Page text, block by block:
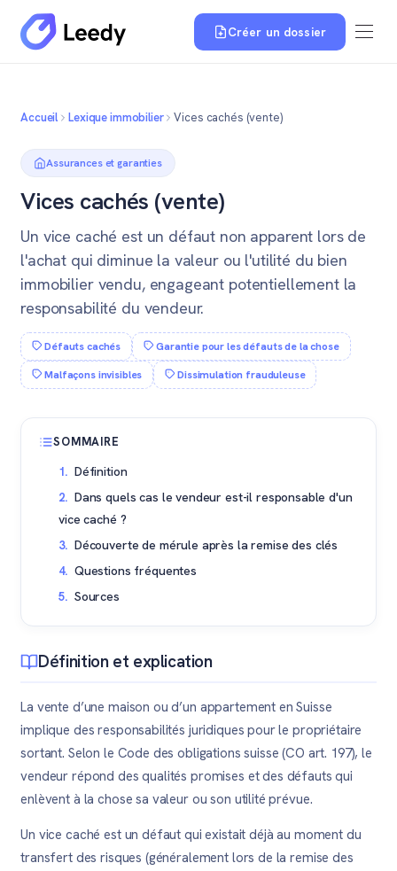
Créer un dossier
Accueil Lexique immobilier Vices cachés (vente)
Assurances et garanties
Vices cachés (vente)
Un vice caché est un défaut non apparent lors de
l'achat qui diminue la valeur ou l'utilité du bien
immobilier vendu, engageant potentiellement la
responsabilité du vendeur.
Défauts cachés
Garantie pour les défauts de la chose
Malfaçons invisibles
Dissimulation frauduleuse
SOMMAIRE
Définition
Dans quels cas le vendeur est-il responsable d'un
vice caché ?
Découverte de mérule après la remise des clés
Questions fréquentes
Sources
Définition et explication
La vente d’une maison ou d’un appartement en Suisse
implique des responsabilités juridiques pour le propriétaire
sortant. Selon le Code des obligations suisse (CO art. 197), le
vendeur répond des qualités promises et des défauts qui
enlèvent à la chose sa valeur ou son utilité prévue.
Un vice caché est un défaut qui existait déjà au moment du
transfert des risques (généralement lors de la remise des